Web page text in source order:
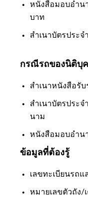
หนังสือมอบอำน
บาท
สำเนาบัตรประ
กรณีรถของนิติบุ
สำเนาหนังสือรั
สำเนาบัตรประ
นาม
หนังสือมอบอำน
ข้อมูลที่ต้องรู้
เลขทะเบียนรถ
หมายเลขตัวถัง/